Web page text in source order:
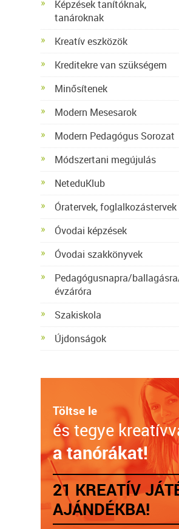
Képzések tanítóknak,
tanároknak
Kreatív eszközök
Kreditekre van szükségem
Minősítenek
Modern Mesesarok
Modern Pedagógus Sorozat
Módszertani megújulás
NeteduKlub
Óratervek, foglalkozástervek
Óvodai képzések
Óvodai szakkönyvek
Pedagógusnapra/
évzáróra
Szakiskola
Újdonságok
Töltse le
és tegye
a tanórákat!
21 KREATÍV
AJÁNDÉKBA!